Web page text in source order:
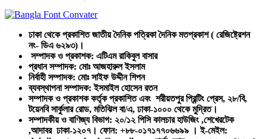
ঢাকা থেকে প্রকাশিত জাতীয় দৈনিক পত্রিকা দৈনিক মতপ্রকাশ ( রেজিষ্ট্রেশন
নং- ডিএ ৬২৯৩)।
সম্পাদক ও প্রকাশক: এটিএম রাকিবুল বাসার
প্রধান সম্পাদক: মোঃ আজহারুল ইসলাম
নির্বাহী সম্পাদক: মোঃ সাইফ উদ্দীন শিপন
ব্যবস্থাপনা সম্পাদক: ইসমাইল হোসেন রতন
সম্পাদক ও প্রকাশক কর্তৃক প্রকাশিত এবং শরীয়তপুর প্রিন্টিং প্রেস, ২৮/বি,
টয়েনবি সার্কুলার রোড, মতিঝিল বা/এ, ঢাকা-১০০০ থেকে মুদ্রিত।
সম্পাদকীয় ও বাণিজ্য বিভাগ: ২০/১২ পিসি কালচার হাউজিং ,শেখেরটেক
,আদাবর ঢাকা-১২০৭। ফোন: +৮৮-০১৭১৭৭০৬৬৯৯ । ই-মেইল: